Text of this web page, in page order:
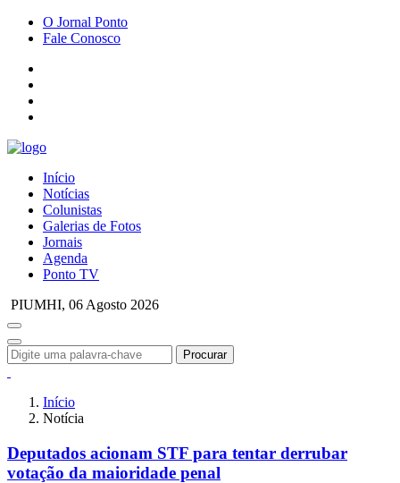
O Jornal Ponto
Fale Conosco
Início
Notícias
Colunistas
Galerias de Fotos
Jornais
Agenda
Ponto TV
PIUMHI, 06 Agosto 2026
Procurar
Início
Notícia
Deputados acionam STF para tentar derrubar
votação da maioridade penal